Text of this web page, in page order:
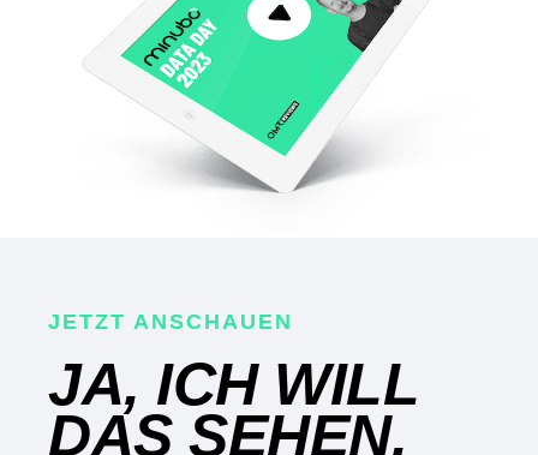
JETZT ANSCHAUEN
JA, ICH WILL
DAS SEHEN.